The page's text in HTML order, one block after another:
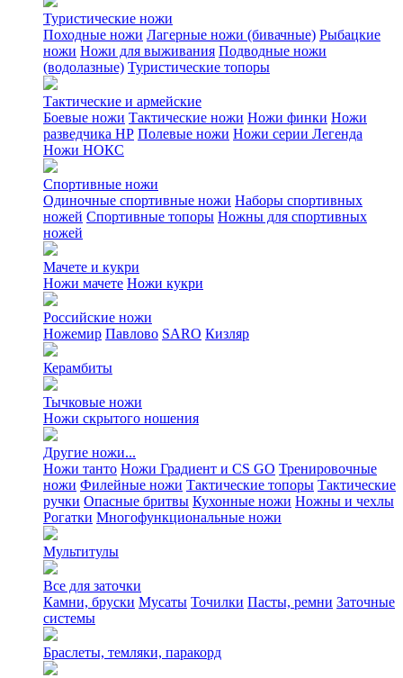
Туристические ножи
Походные ножи Лагерные ножи (бивачные) Рыбацкие
ножи Ножи для выживания Подводные ножи
(водолазные) Туристические топоры
Тактические и армейские
Боевые ножи Тактические ножи Ножи финки Ножи
разведчика НР Полевые ножи Ножи серии Легенда
Ножи НОКС
Спортивные ножи
Одиночные спортивные ножи Наборы спортивных
ножей Спортивные топоры Ножны для спортивных
ножей
Мачете и кукри
Ножи мачете Ножи кукри
Российские ножи
Ножемир Павлово SARO Кизляр
Керамбиты
Тычковые ножи
Ножи скрытого ношения
Другие ножи...
Ножи танто Ножи Градиент и CS GO Тренировочные
ножи Филейные ножи Тактические топоры Тактические
ручки Опасные бритвы Кухонные ножи Ножны и чехлы
Рогатки Многофункциональные ножи
Мультитулы
Все для заточки
Камни, бруски Мусаты Точилки Пасты, ремни Заточные
системы
Браслеты, темляки, паракорд